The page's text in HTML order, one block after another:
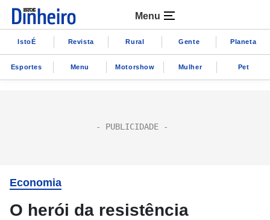
Menu
IstoÉ Revista Rural Gente Planeta
Esportes Menu Motorshow Mulher Pet
Economia
O herói da resistência